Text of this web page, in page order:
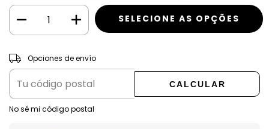
Entregas para el CP:
Opciones de envío
CALCULAR
No sé mi código postal